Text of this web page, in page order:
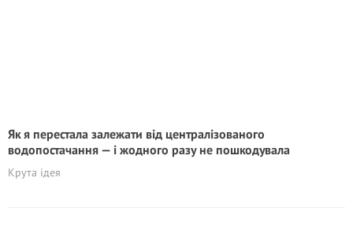
Як я перестала залежати від централізованого
водопостачання — і жодного разу не пошкодувала
Крута ідея